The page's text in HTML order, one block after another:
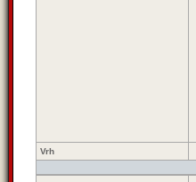
Vrh